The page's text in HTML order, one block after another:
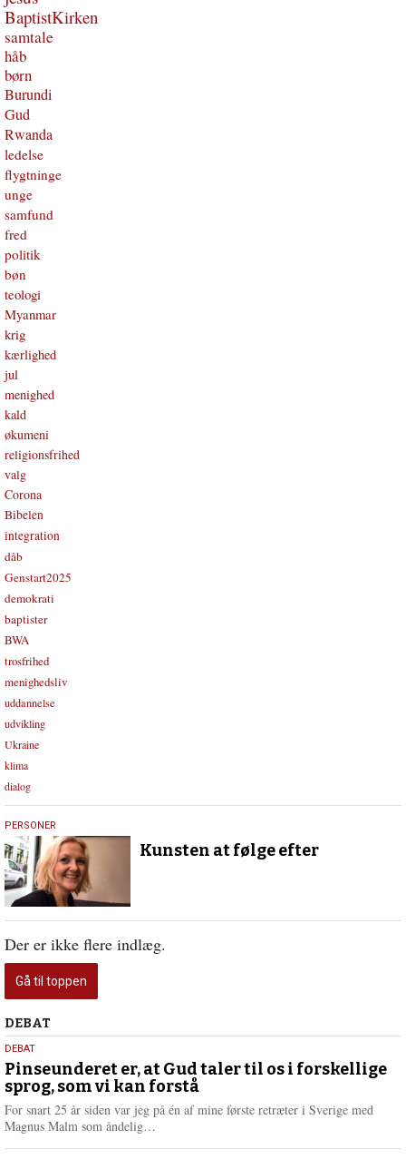
BaptistKirken
samtale
håb
børn
Burundi
Gud
Rwanda
ledelse
flygtninge
unge
samfund
fred
politik
bøn
teologi
Myanmar
krig
kærlighed
jul
menighed
kald
økumeni
religionsfrihed
valg
Corona
Bibelen
integration
dåb
Genstart2025
demokrati
baptister
BWA
trosfrihed
menighedsliv
uddannelse
udvikling
Ukraine
klima
dialog
30.
januar
2015
PERSONER
Kunsten at følge efter
Der er ikke flere indlæg.
Gå til toppen
Debat
DEBAT
5.
august
2026
DEBAT
Pinseunderet er, at Gud taler til os i forskellige
sprog, som vi kan forstå
For snart 25 år siden var jeg på én af mine første retræter i Sverige med
Magnus Malm som åndelig…